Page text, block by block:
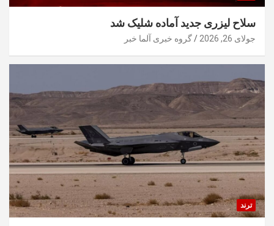
سلاح لیزری جدید آماده شلیک شد
جولای 26, 2026 گروه خبری آلما خبر
ترند